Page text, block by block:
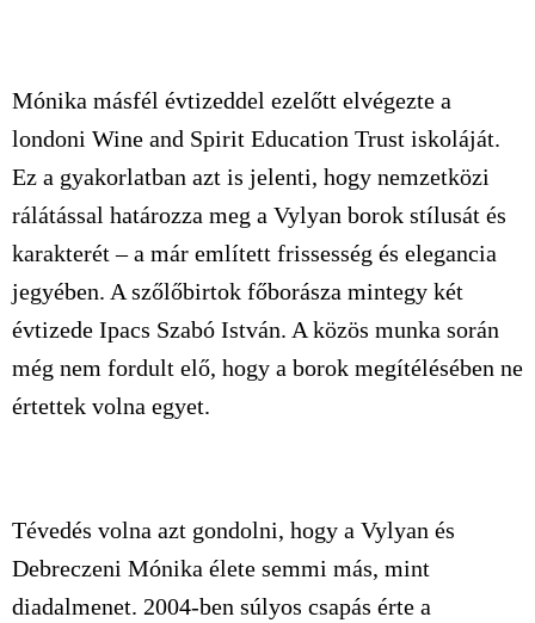
Mónika másfél évtizeddel ezelőtt elvégezte a
londoni Wine and Spirit Education Trust iskoláját.
Ez a gyakorlatban azt is jelenti, hogy nemzetközi
rálátással határozza meg a Vylyan borok stílusát és
karakterét – a már említett frissesség és elegancia
jegyében. A szőlőbirtok főborásza mintegy két
évtizede Ipacs Szabó István. A közös munka során
még nem fordult elő, hogy a borok megítélésében ne
értettek volna egyet.
Tévedés volna azt gondolni, hogy a Vylyan és
Debreczeni Mónika élete semmi más, mint
diadalmenet. 2004-ben súlyos csapás érte a